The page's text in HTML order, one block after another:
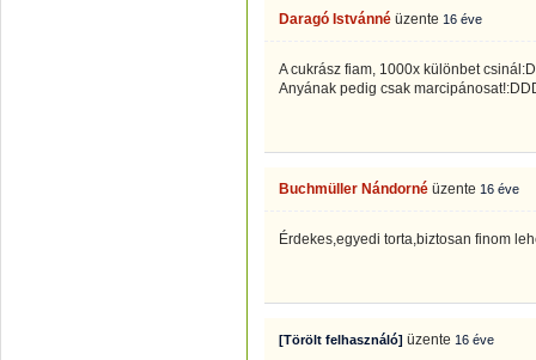
Daragó Istvánné üzente 16 éve
A cukrász fiam, 1000x különbet csinál:D
Anyának pedig csak
Buchmüller Nándorné üzente 16 éve
Érdekes,egyedi torta,biztosan finom
[Törölt felhasználó] üzente 16 éve